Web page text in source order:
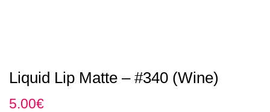
Liquid Lip Matte – #340 (Wine)
5.00€